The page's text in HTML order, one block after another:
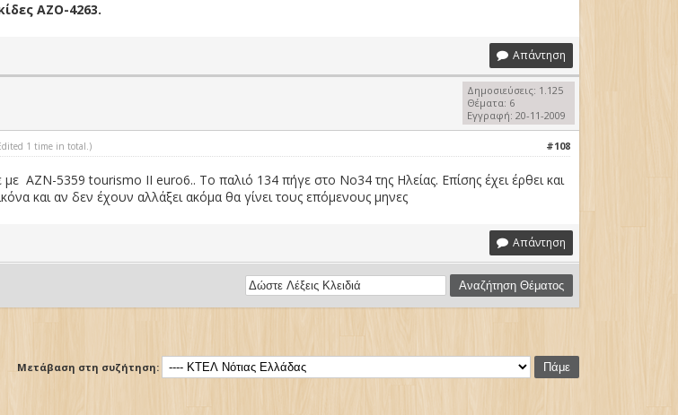
ΑΖΟ-4263.
Απάντηση
Δημοσιεύσεις: 1.125
Θέματα: 6
Εγγραφή: 20-11-2009
#108
1 time in total.)
με ΑΖΝ-5359 tourismo II euro6.. Το παλιό 134 πήγε στο Νο34 της Ηλείας. Επίσης έχει έρθει και
και αν δεν έχουν αλλάξει ακόμα θα γίνει τους επόμενους μηνες
Απάντηση
Μετάβαση στη συζήτηση: